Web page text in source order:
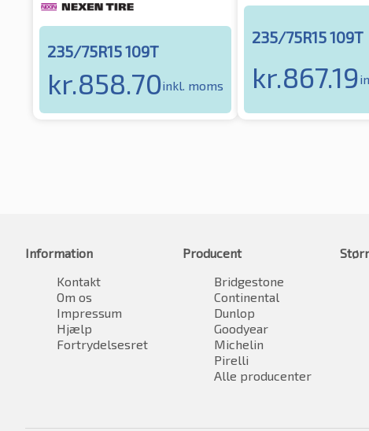
235/75R15 109T
kr.858.70inkl. moms
235/75R15 109T
kr.867.19
Information
Kontakt
Om os
Impressum
Hjælp
Fortrydelsesret
Producent
Bridgestone
Continental
Dunlop
Goodyear
Michelin
Pirelli
Alle producenter